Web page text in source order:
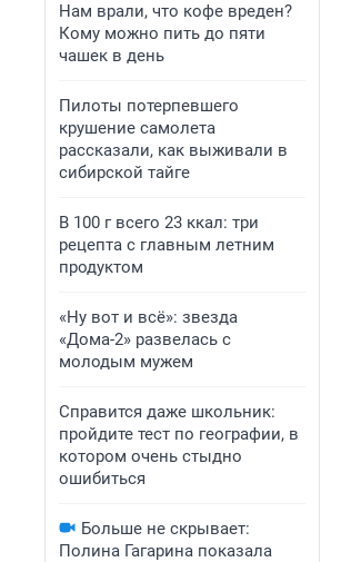
Нам врали, что кофе вреден?
Кому можно пить до пяти
чашек в день
Пилоты потерпевшего
крушение самолета
рассказали, как выживали в
сибирской тайге
В 100 г всего 23 ккал: три
рецепта с главным летним
продуктом
«Ну вот и всё»: звезда
«Дома-2» развелась с
молодым мужем
Справится даже школьник:
пройдите тест по географии, в
котором очень стыдно
ошибиться
Больше не скрывает:
Полина Гагарина показала